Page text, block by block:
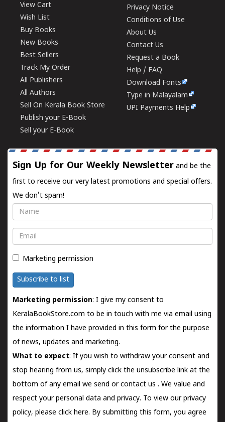
View Cart
Wish List
Buy Books
New Books
Best Sellers
Track My Order
All Publishers
All Authors
Sell On Kerala Book Store
Publish your E-Book
Sell your E-Book
Privacy Notice
Conditions of Use
About Us
Contact Us
Request a Book
Help / FAQ
Download Fonts
Type in Malayalam
UPI Payments Help
Sign Up for Our Weekly Newsletter and be the
first to receive our very latest promotions and special offers.
We don't spam!
Name
Email
Marketing permission
Subscribe to list
Marketing permission: I give my consent to
KeralaBookStore.com to be in touch with me via email using
the information I have provided in this form for the purpose
of news, updates and marketing.
What to expect: If you wish to withdraw your consent and
stop hearing from us, simply click the unsubscribe link at the
bottom of any email we send orcontact us . We value and
respect your personal data and privacy. To view our privacy
policy, please click here. By submitting this form, you agree